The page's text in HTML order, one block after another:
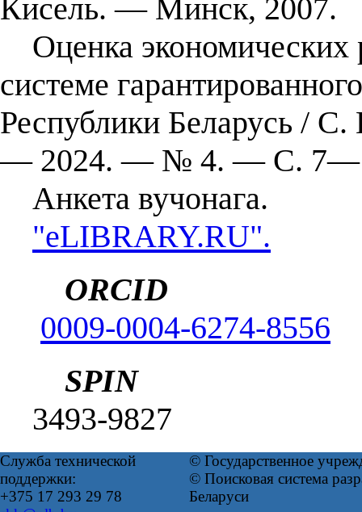
Кисель. — Минск, 2007.
Оценка экономических
системе
Республики Беларусь / С.
— 2024. — № 4. — С.
Анкета вучонага.
"eLIBRARY.RU".
ORCID
0009-0004-6274-8556
SPIN
3493-9827
Служба технической
поддержки:
+375 17 293 29 78
© Государственное
© Поисковая система
Беларуси